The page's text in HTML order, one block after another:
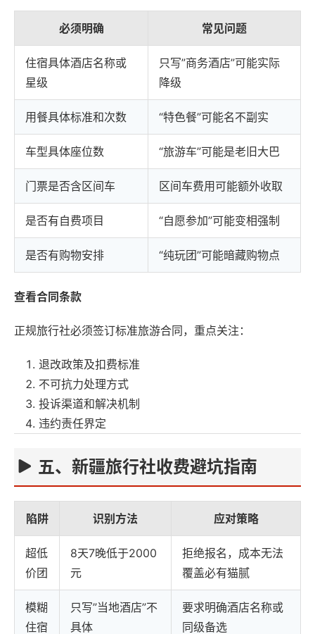
必须明确 常见问题
住宿具体酒店名称或
星级
只写”商务酒店”可能实际
降级
用餐具体标准和次数 “特色餐”可能名不副实
车型具体座位数 “旅游车”可能是老旧大巴
门票是否含区间车 区间车费用可能额外收取
是否有自费项目 “自愿参加”可能变相强制
是否有购物安排 “纯玩团”可能暗藏购物点
查看合同条款
正规旅行社必须签订标准旅游合同，重点关注：
退改政策及扣费标准
不可抗力处理方式
投诉渠道和解决机制
违约责任界定
五、新疆旅行社收费避坑指南
陷阱 识别方法 应对策略
超低
价团
8天7晚低于2000
元
拒绝报名，成本无法
覆盖必有猫腻
模糊
住宿
只写”当地酒店”不
具体
要求明确酒店名称或
同级备选